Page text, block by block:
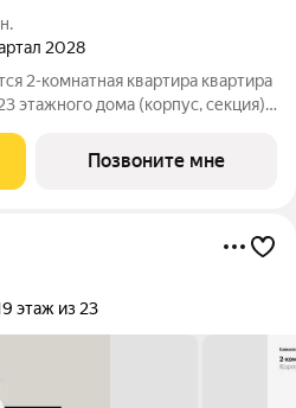
2028
2-комнатная квартира квартира
этажного дома (корпус, секция)
до станции метро
до станции
Позвоните мне
этаж из 23